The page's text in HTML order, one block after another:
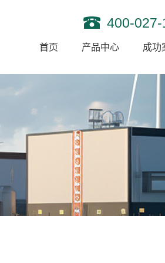
400-027-
首页 产品中心 成功